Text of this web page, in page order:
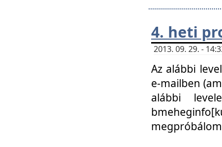
4. heti
2013. 09. 29. -
Az alábbi
e-mailben
alábbi